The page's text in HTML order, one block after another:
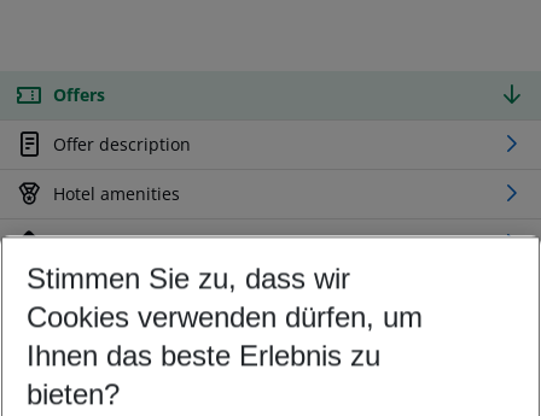
Offers
Offer description
Hotel amenities
Location
Customize your offer
Find the perfect deal which suits your best
Your departure airport
Any airport
Stimmen Sie zu, dass wir
Cookies verwenden dürfen, um
Ihnen das beste Erlebnis zu
bieten?